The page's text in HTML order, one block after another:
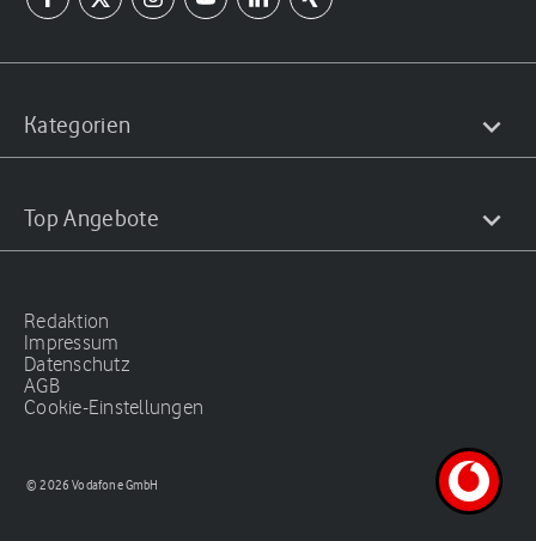
Kategorien
Top Angebote
Redaktion
Impressum
Datenschutz
AGB
Cookie-Einstellungen
© 2026 Vodafone GmbH